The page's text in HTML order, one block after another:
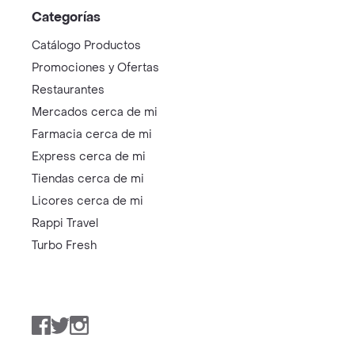
Categorías
Catálogo Productos
Promociones y Ofertas
Restaurantes
Mercados cerca de mi
Farmacia cerca de mi
Express cerca de mi
Tiendas cerca de mi
Licores cerca de mi
Rappi Travel
Turbo Fresh
Facebook
TwitterInstagram